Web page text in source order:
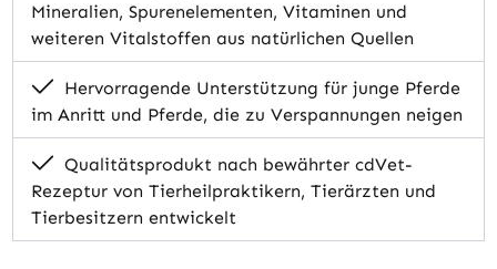
Mineralien, Spurenelementen, Vitaminen und
weiteren Vitalstoffen aus natürlichen Quellen
Hervorragende Unterstützung für junge Pferde
im Anritt und Pferde, die zu Verspannungen neigen
Qualitätsprodukt nach bewährter cdVet-
Rezeptur von Tierheilpraktikern, Tierärzten und
Tierbesitzern entwickelt